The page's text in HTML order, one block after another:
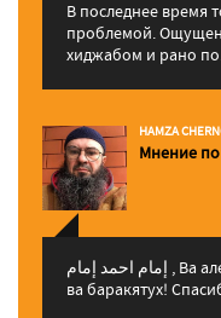
В последнее время
проблемой.
хиджабом и рано
HAMZA
Мнение по
إمام احمد إمام , Ва алейкум ассалам ва рахматуЛлахи
ва баракятух!